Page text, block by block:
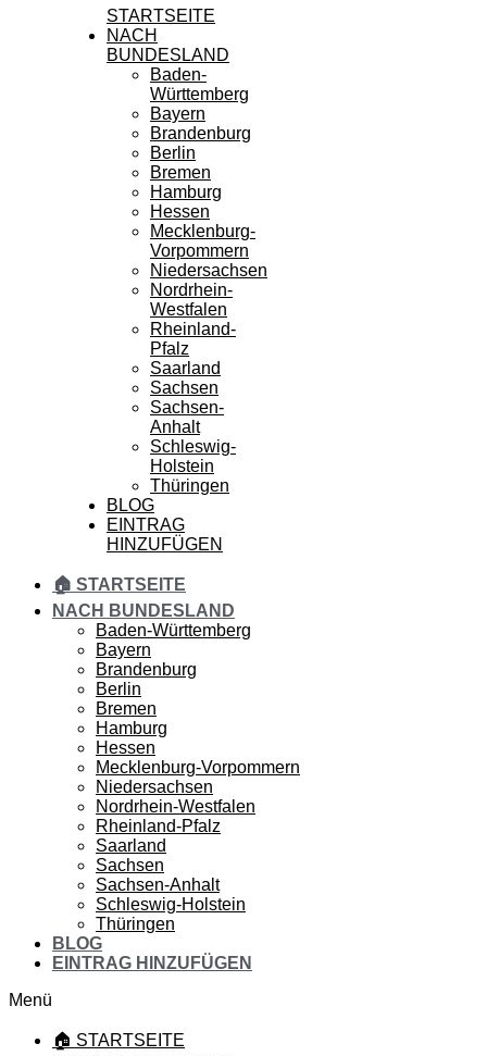
STARTSEITE
NACH
BUNDESLAND
Baden-
Württemberg
Bayern
Brandenburg
Berlin
Bremen
Hamburg
Hessen
Mecklenburg-
Vorpommern
Niedersachsen
Nordrhein-
Westfalen
Rheinland-
Pfalz
Saarland
Sachsen
Sachsen-
Anhalt
Schleswig-
Holstein
Thüringen
BLOG
EINTRAG
HINZUFÜGEN
🏠 STARTSEITE
NACH BUNDESLAND
Baden-Württemberg
Bayern
Brandenburg
Berlin
Bremen
Hamburg
Hessen
Mecklenburg-Vorpommern
Niedersachsen
Nordrhein-Westfalen
Rheinland-Pfalz
Saarland
Sachsen
Sachsen-Anhalt
Schleswig-Holstein
Thüringen
BLOG
EINTRAG HINZUFÜGEN
Menü
🏠 STARTSEITE